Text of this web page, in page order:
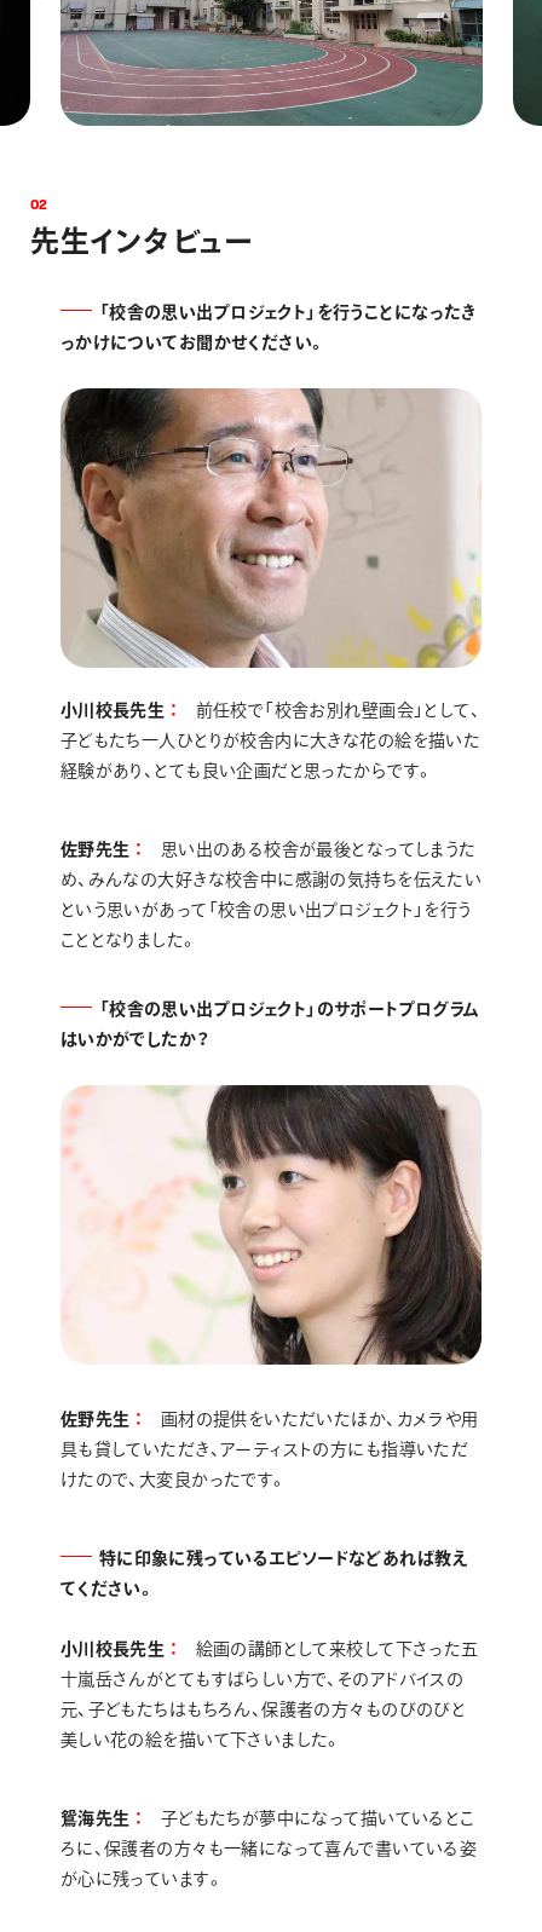
02
先生インタ ビュ ー
「校舎の思い出プロジェクト」を行うことになったき
っかけについてお聞かせください。
小川校長先生
前任校で「校舎お別れ壁画会」として、
子どもたち一人ひとりが校舎内に大きな花の絵を描いた
経験があり、とても良い企画だと思ったからです。
佐野先生
思い出のある校舎が最後となってしまうた
め、みんなの大好きな校舎中に感謝の気持ちを伝えたい
という思いがあって「校舎の思い出プロジェクト」を行う
こととなりました。
「校舎の思い出プロジェクト」のサポートプログラム
はいかがでしたか？
佐野先生
画材の提供をいただいたほか、カメラや用
具も貸していただき、アーティストの方にも指導いただ
けたので、大変良かったです。
特に印象に残っているエピソードなどあれば教え
てください。
小川校長先生
絵画の講師として来校して下さった五
十嵐岳さんがとてもすばらしい方で、そのアドバイスの
元、子どもたちはもちろん、保護者の方々ものびのびと
美しい花の絵を描いて下さいました。
鴛海先生
子どもたちが夢中になって描いているとこ
ろに、保護者の方々も一緒になって喜んで書いている姿
が心に残っています。